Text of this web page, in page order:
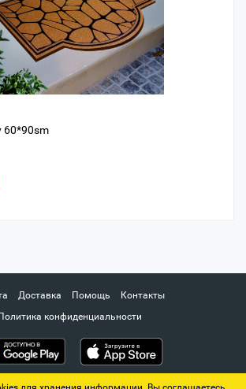
60*90sm
Доставка Помощь
Контакты
Политика конфиденциальности